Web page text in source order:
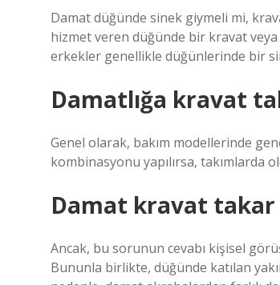
Damat düğünde sinek giymeli mi,
hizmet veren düğünde bir kravat
erkekler genellikle düğünlerinde bir
Damatlığa kravat
Genel olarak, bakım modellerinde
kombinasyonu yapılırsa, takımlarda
Damat kravat takar
Ancak, bu sorunun cevabı kişisel
Bununla birlikte, düğünde katılan